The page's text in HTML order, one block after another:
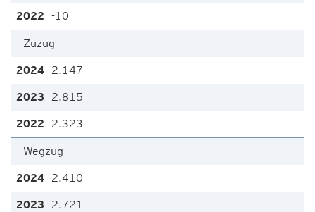
-10
Zuzug
2.147
2.815
2.323
Wegzug
2.410
2.721